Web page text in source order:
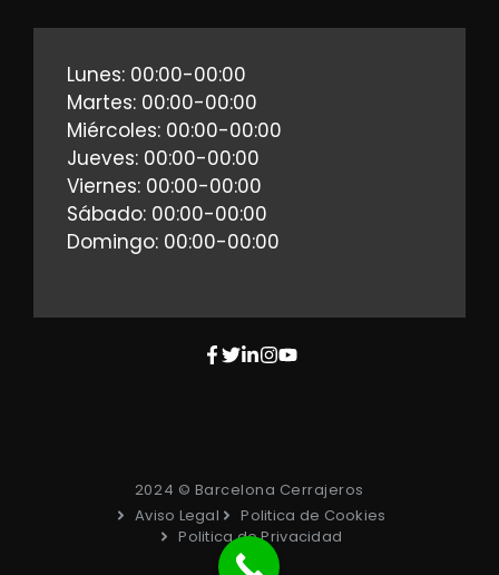
Lunes: 00:00-00:00
Martes: 00:00-00:00
Miércoles: 00:00-00:00
Jueves: 00:00-00:00
Viernes: 00:00-00:00
Sábado: 00:00-00:00
Domingo: 00:00-00:00
2024 © Barcelona Cerrajeros
Aviso Legal
Politica de Cookies
Politica de Privacidad